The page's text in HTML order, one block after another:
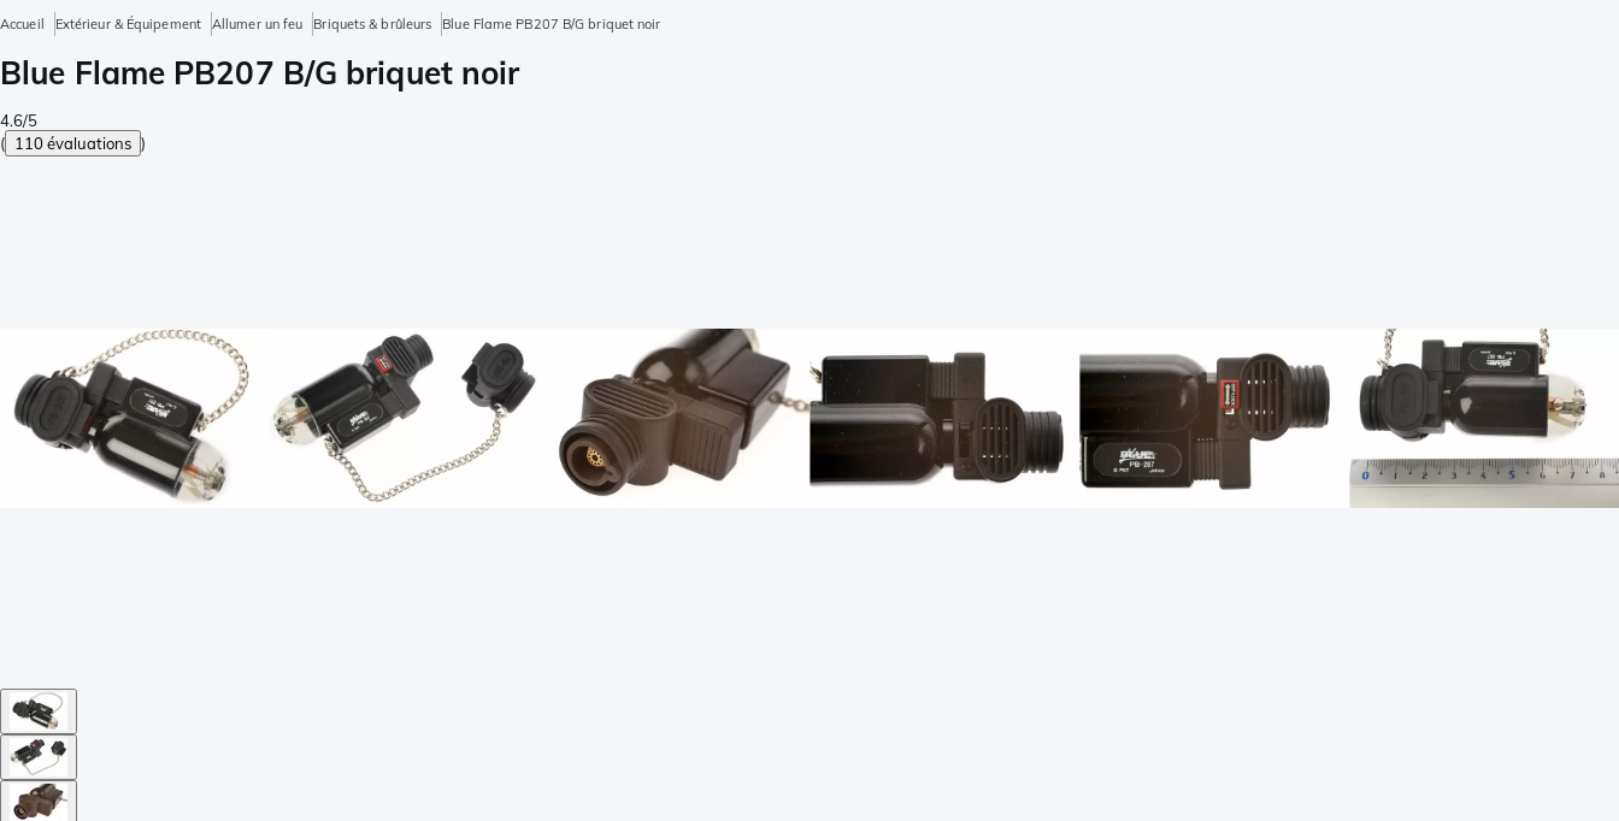
Accueil Extérieur & Équipement Allumer un feu Briquets & brûleurs Blue Flame PB207 B/G briquet noir
Blue Flame PB207 B/G briquet noir
4.6/5
( 110 évaluations )